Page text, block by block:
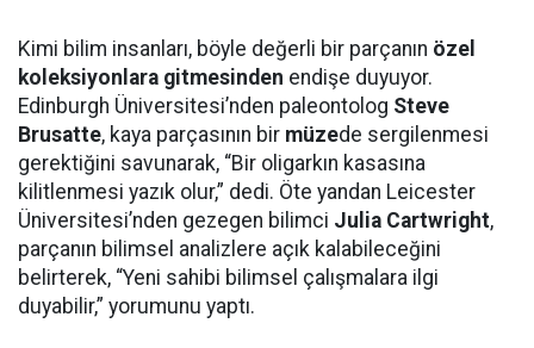
Kimi bilim insanları, böyle değerli bir parçanın özel
koleksiyonlara gitmesinden endişe duyuyor.
Edinburgh Üniversitesi’nden paleontolog Steve
Brusatte, kaya parçasının bir müzede sergilenmesi
gerektiğini savunarak, “Bir oligarkın kasasına
kilitlenmesi yazık olur,” dedi. Öte yandan Leicester
Üniversitesi’nden gezegen bilimci Julia Cartwright,
parçanın bilimsel analizlere açık kalabileceğini
belirterek, “Yeni sahibi bilimsel çalışmalara ilgi
duyabilir,” yorumunu yaptı.